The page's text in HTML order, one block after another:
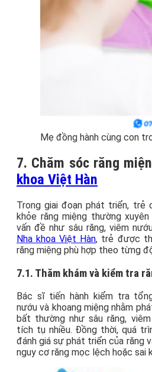
Mẹ đồng hành cùng con
7. Chăm sóc răng
khoa Việt Hàn
Trong giai đoạn phát triển,
khỏe răng miệng thường
vấn đề như sâu răng, viêm
Nha khoa Việt Hàn, trẻ được
răng miệng phù hợp theo từng
7.1. Thăm khám và kiểm tra
Bác sĩ tiến hành kiểm tra
nướu và khoang miệng nhằm
bất thường như sâu răng,
tích tụ nhiều. Đồng thời, quá
đánh giá sự phát triển của răng
nguy cơ răng mọc lệch hoặc sai